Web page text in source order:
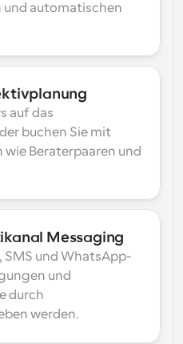
automatischen
auf das
buchen Sie mit
Beraterpaaren und
Messaging
SMS und WhatsApp-
und
durch
werden.